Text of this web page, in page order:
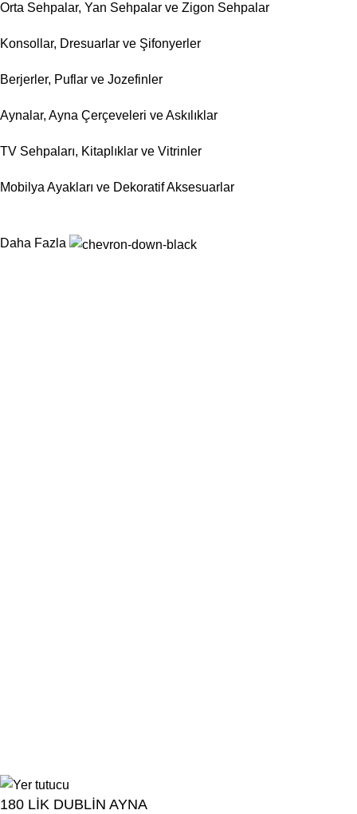
Orta Sehpalar, Yan Sehpalar ve Zigon Sehpalar
Konsollar, Dresuarlar ve Şifonyerler
Berjerler, Puflar ve Jozefinler
Aynalar, Ayna Çerçeveleri ve Askılıklar
TV Sehpaları, Kitaplıklar ve Vitrinler
Mobilya Ayakları ve Dekoratif Aksesuarlar
Daha Fazla
180 LİK DUBLİN AYNA